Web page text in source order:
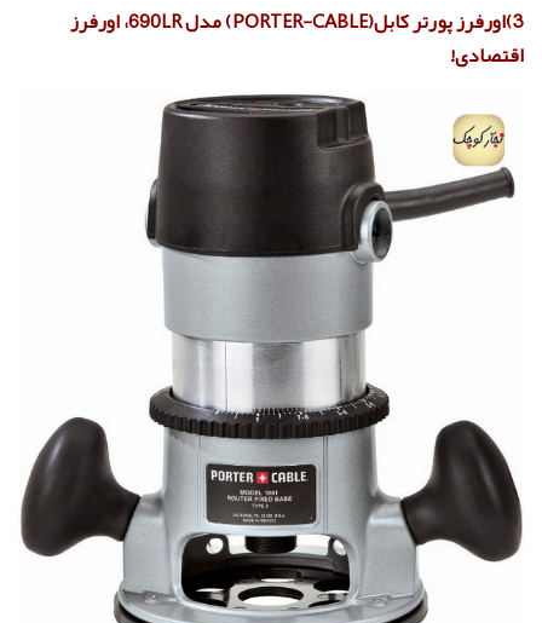
3)اورفرز پورتر کابل(PORTER-CABLE) مدل 690LR، اورفرز
اقتصادی!